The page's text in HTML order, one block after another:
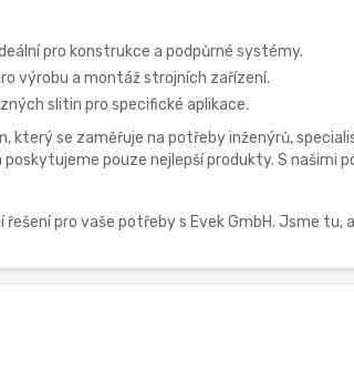
pro konstrukce a podpůrné systémy.
výrobu a montáž strojních zařízení.
slitin pro specifické aplikace.
který se zaměřuje na potřeby inženýrů,
poskytujeme pouze nejlepší produkty. S
pro vaše potřeby s Evek GmbH. Jsme